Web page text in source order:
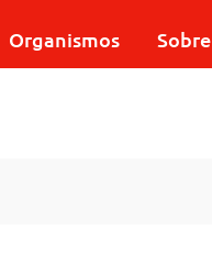
Organismos